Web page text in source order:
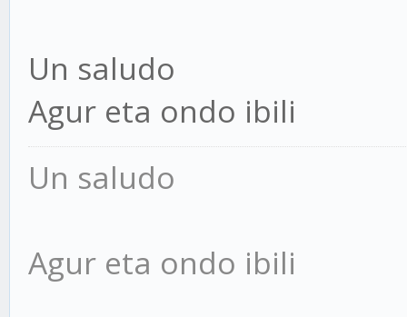
Un saludo
Agur eta ondo ibili
Un saludo
Agur eta ondo ibili